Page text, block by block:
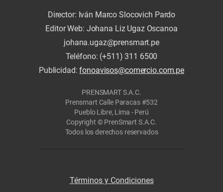
Director: Iván Marco Slocovich Pardo
Editor Web: Johana Liz Ugaz Oscanoa
johana.ugaz@prensmart.pe
Teléfono: (+511) 311 6500
Publicidad:fonoavisos@comercio.com.pe
PRENSMART S.A.C.
Prensmart Calle Paracas #532
Pueblo Libre, Lima - Perú
Copyright © PrenSmart S.A.C.
Todos los derechos reservados
Términos y Condiciones